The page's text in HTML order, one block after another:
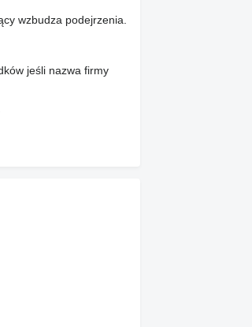
wzbudza podejrzenia.
jeśli nazwa firmy